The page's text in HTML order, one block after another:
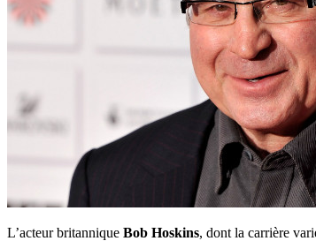
L’acteur britannique Bob Hoskins, dont la carrière